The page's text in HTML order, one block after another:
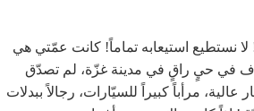
نستطيع استيعابه تماماً! كانت عمّتي هي
في حيٍ راقٍ في مدينة غزّة، لم تصدّق
مرأباً كبيراً للسيّارات، رجالاً ببدلات